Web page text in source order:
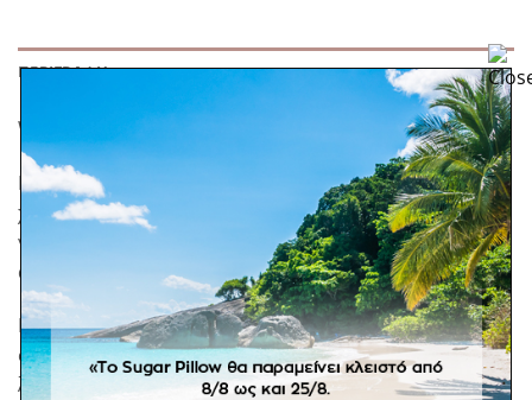
ΠΕΡΙΓΡΑΦΉ
Windmills Christening Set
Περιλαμβάνει χειροποίητο κλειστό καλάθι με τρεις
χειροποίητους ανεμόμυλους και λαμπάδα με διπλή
γραβάτα, μία λευκή και μία γαλάζια και χειροποίητο
ανεμόμυλο.
Επιλέξτε τον χρωματικό συνδυασμό που προτιμάτε
στα στοιχεία στο καλάθι και στο στοιχείο της
λαμπάδας. Διαθέσιμες αποχρώσεις λευκό, γαλάζιο,